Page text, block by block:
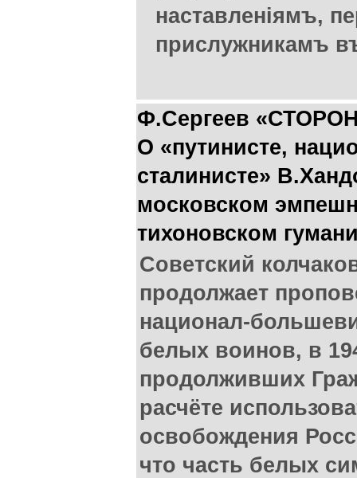
наставленіямъ,
прислужникамъ
Ф.Сергеев
О «путинисте,
сталинисте»
московском
тихоновском
Cоветский
продолжает
национал-
белых воинов, в
продолживших
расчёте
освобождения
что часть белых